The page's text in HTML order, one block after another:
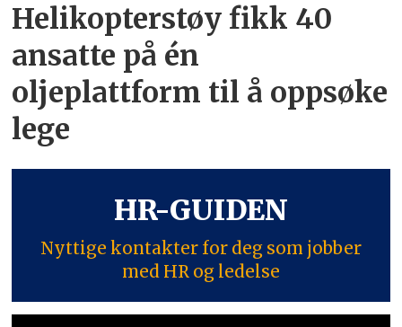
Helikopterstøy fikk 40
ansatte på én
oljeplattform til å oppsøke
lege
HR-GUIDEN
Nyttige kontakter for deg som jobber
med HR og ledelse